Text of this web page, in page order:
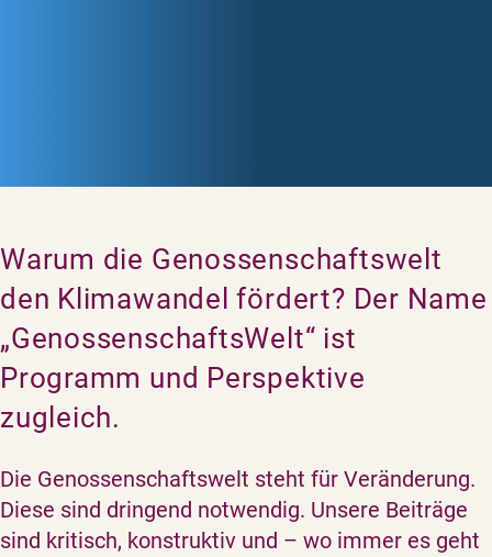
Warum die Genossenschaftswelt
den Klimawandel fördert? Der Name
„GenossenschaftsWelt“ ist
Programm und Perspektive
zugleich.
Die Genossenschaftswelt steht für Veränderung.
Diese sind dringend notwendig. Unsere Beiträge
sind kritisch, konstruktiv und – wo immer es geht